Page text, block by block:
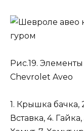
Рис.19.
Chevrolet Aveo
1. Крышка
Вставка, 4.